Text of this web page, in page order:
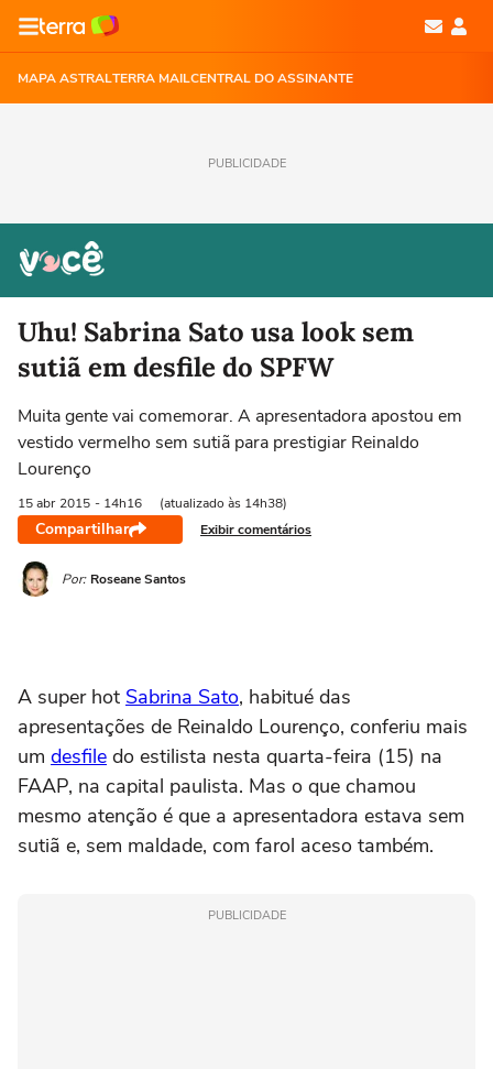
MAPA ASTRALTERRA MAILCENTRAL DO ASSINANTE
PUBLICIDADE
Uhu! Sabrina Sato usa look sem
sutiã em desfile do SPFW
Muita gente vai comemorar. A apresentadora apostou em
vestido vermelho sem sutiã para prestigiar Reinaldo
Lourenço
15 abr 2015 - 14h16 (atualizado às 14h38)
Compartilhar Exibir comentários
Por: Roseane Santos
A super hot Sabrina Sato, habitué das
apresentações de Reinaldo Lourenço, conferiu mais
um desfile do estilista nesta quarta-feira (15) na
FAAP, na capital paulista. Mas o que chamou
mesmo atenção é que a apresentadora estava sem
sutiã e, sem maldade, com farol aceso também.
PUBLICIDADE